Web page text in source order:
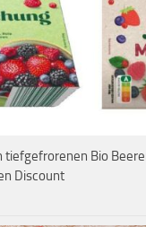
tiefgefrorenen Bio
Discount